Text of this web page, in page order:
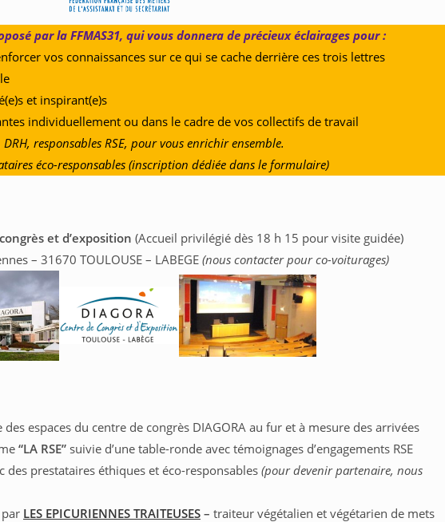
par la FFMAS31, qui vous donnera de précieux éclairages pour :
vos connaissances sur ce qui se cache derrière ces trois lettres
et inspirant(e)s
individuellement ou dans le cadre de vos collectifs de travail
responsables RSE, pour vous enrichir ensemble.
éco-responsables (inscription dédiée dans le formulaire)
et d’exposition (Accueil privilégié dès 18 h 15 pour visite guidée)
– 31670 TOULOUSE – LABEGE (nous contacter pour co-voiturages)
des espaces du centre de congrès DIAGORA au fur et à mesure des arrivées
“LA RSE” suivie d’une table-ronde avec témoignages d’engagements RSE
des prestataires éthiques et éco-responsables (pour devenir partenaire, nous
LES EPICURIENNES TRAITEUSES – traiteur végétalien et végétarien de mets